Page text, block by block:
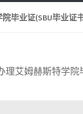
毕业证(SBU毕业证
理艾姆赫斯特学院